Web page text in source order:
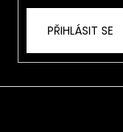
PŘIHLÁSIT SE